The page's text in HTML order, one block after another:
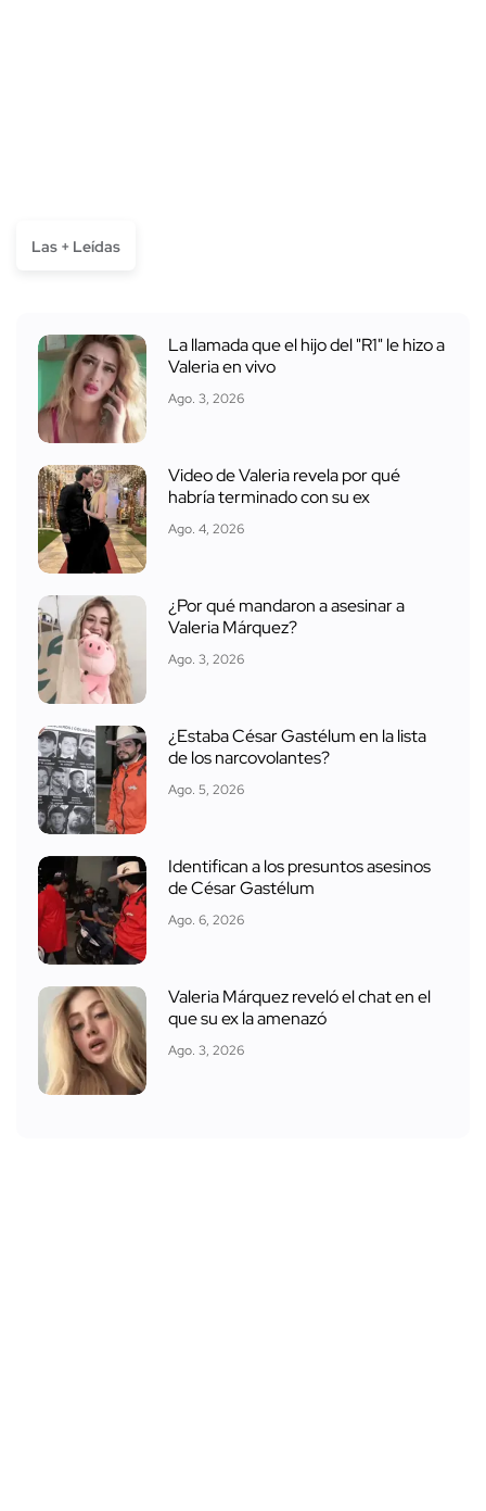
Las + Leídas
La llamada que el hijo del "R1" le hizo a
Valeria en vivo
Ago. 3, 2026
Video de Valeria revela por qué
habría terminado con su ex
Ago. 4, 2026
¿Por qué mandaron a asesinar a
Valeria Márquez?
Ago. 3, 2026
¿Estaba César Gastélum en la lista
de los narcovolantes?
Ago. 5, 2026
Identifican a los presuntos asesinos
de César Gastélum
Ago. 6, 2026
Valeria Márquez reveló el chat en el
que su ex la amenazó
Ago. 3, 2026